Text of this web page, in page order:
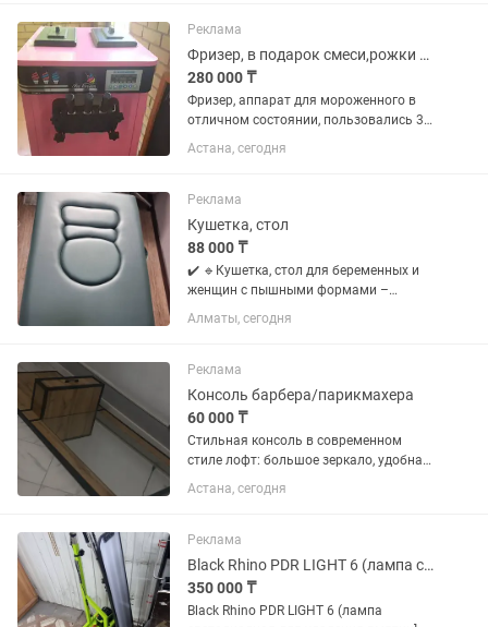
же отдельно продается лампа для
работы
Реклама
Фризер, в подарок смеси,рожки и сиропы
280 000 ₸
Фризер, аппарат для мороженного в
отличном состоянии, пользовались 3
месяца (не каждый день), сам аппарат
2025года, новый. Хороша для бизнеса,
работе, есть функция...
Астана, сегодня
Реклама
Кушетка, стол
88 000 ₸
✔️ 🔹Кушетка, стол для беременных и
женщин с пышными формами –
комфорт без компромиссов! ✔
Анатомическая конструкция –
живота и груди позволяют удобно
расположиться на...
Алматы, сегодня
Реклама
Консоль барбера/парикмахера
60 000 ₸
Стильная консоль в современном
стиле лофт: большое зеркало, удобная
выдвижная тумба и прочный
металлический каркас. Подойдёт для
Астана, сегодня
Реклама
Black Rhino PDR LIGHT 6 (лампа светодиодная для удаления вмятин]
350 000 ₸
Black Rhino PDR LIGHT 6 (лампа